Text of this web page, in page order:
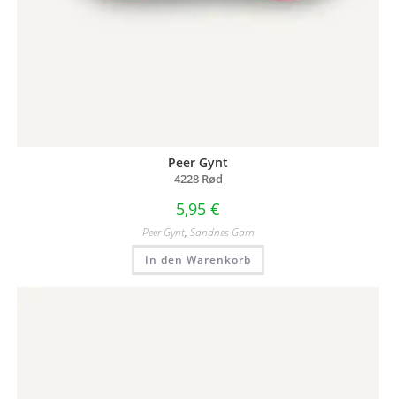
Peer Gynt
4228 Rød
5,95 €
Peer Gynt, Sandnes Garn
In den Warenkorb